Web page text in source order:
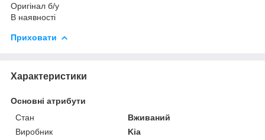
Оригінал б/у
В наявності
Приховати
Характеристики
Основні атрибути
Стан
Вживаний
Виробник
Kia